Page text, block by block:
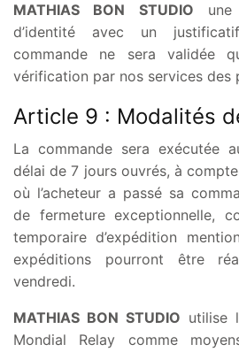
MATHIAS BON STUDIO une
d’identité avec un
commande ne sera validée
vérification par nos services des
Article 9 : Modalités
La commande sera exécutée
délai de 7 jours ouvrés, à
où l’acheteur a passé sa
de fermeture exceptionnelle,
temporaire d’expédition
expéditions pourront être
vendredi.
MATHIAS BON STUDIO utilise
Mondial Relay comme